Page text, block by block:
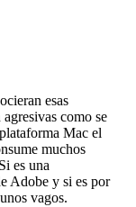
esas
como se
Mac el
muchos
es una
Adobe y si es por
vagos.